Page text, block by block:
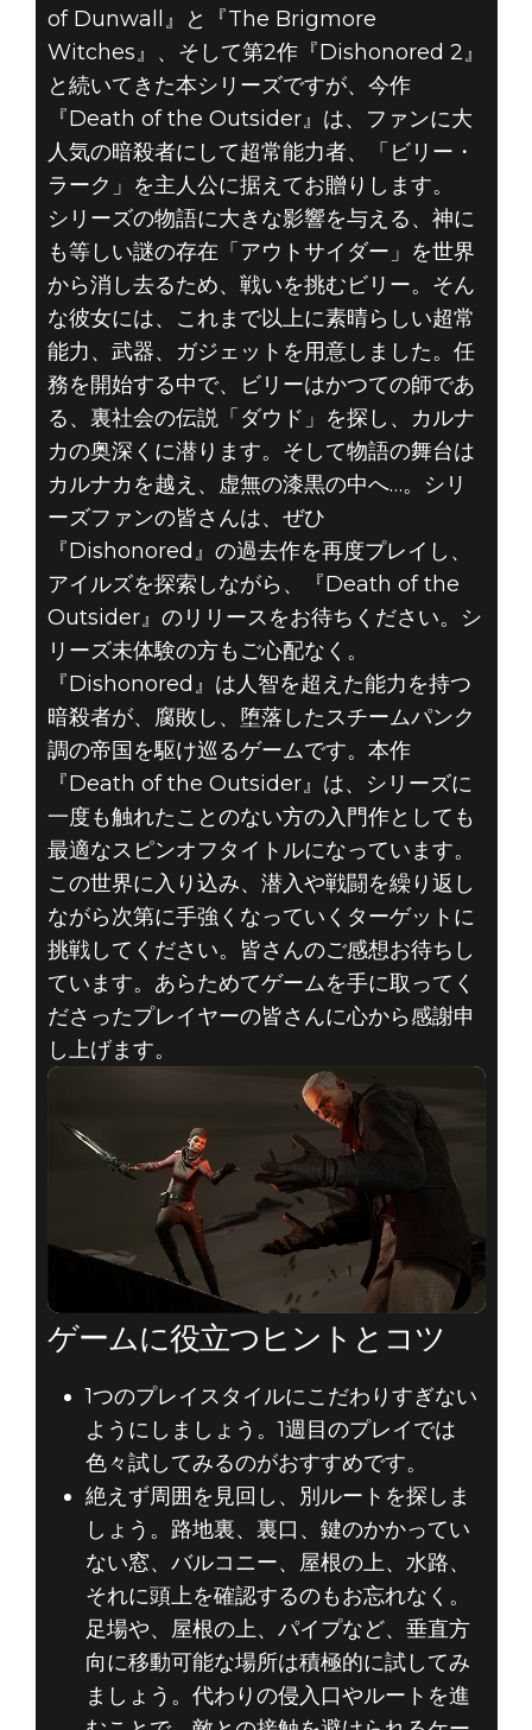
of Dunwall』と『The Brigmore
Witches』、そして第2作『Dishonored 2』
と続いてきた本シリーズですが、今作
『Death of the Outsider』は、ファンに大
人気の暗殺者にして超常能力者、「ビリー・
ラーク」を主人公に据えてお贈りします。
シリーズの物語に大きな影響を与える、神に
も等しい謎の存在「アウトサイダー」を世界
から消し去るため、戦いを挑むビリー。そん
な彼女には、これまで以上に素晴らしい超常
能力、武器、ガジェットを用意しました。任
務を開始する中で、ビリーはかつての師であ
る、裏社会の伝説「ダウド」を探し、カルナ
カの奥深くに潜ります。そして物語の舞台は
カルナカを越え、虚無の漆黒の中へ…。シリ
ーズファンの皆さんは、ぜひ
『Dishonored』の過去作を再度プレイし、
アイルズを探索しながら、『Death of the
Outsider』のリリースをお待ちください。シ
リーズ未体験の方もご心配なく。
『Dishonored』は人智を超えた能力を持つ
暗殺者が、腐敗し、堕落したスチームパンク
調の帝国を駆け巡るゲームです。本作
『Death of the Outsider』は、シリーズに
一度も触れたことのない方の入門作としても
最適なスピンオフタイトルになっています。
この世界に入り込み、潜入や戦闘を繰り返し
ながら次第に手強くなっていくターゲットに
挑戦してください。皆さんのご感想お待ちし
ています。あらためてゲームを手に取ってく
ださったプレイヤーの皆さんに心から感謝申
し上げます。
ゲームに役立つヒントとコツ
1つのプレイスタイルにこだわりすぎない
ようにしましょう。1週目のプレイでは
色々試してみるのがおすすめです。
絶えず周囲を見回し、別ルートを探しま
しょう。路地裏、裏口、鍵のかかってい
ない窓、バルコニー、屋根の上、水路、
それに頭上を確認するのもお忘れなく。
足場や、屋根の上、パイプなど、垂直方
向に移動可能な場所は積極的に試してみ
ましょう。代わりの侵入口やルートを進